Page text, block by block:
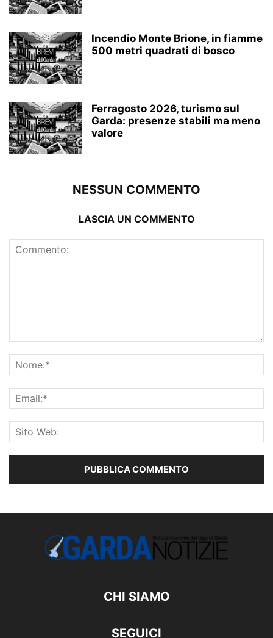
Incendio Monte Brione, in fiamme
500 metri quadrati di bosco
Ferragosto 2026, turismo sul
Garda: presenze stabili ma meno
valore
NESSUN COMMENTO
LASCIA UN COMMENTO
CHI SIAMO
SEGUICI